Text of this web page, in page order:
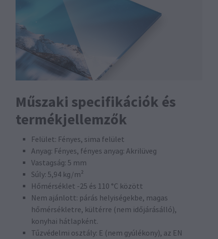
Műszaki specifikációk és
termékjellemzők
Felület: Fényes, sima felület
Anyag: Fényes, fényes anyag: Akrilüveg
Vastagság: 5 mm
Súly: 5,94 kg/m²
Hőmérséklet -25 és 110 °C között
Nem ajánlott: párás helyiségekbe, magas
hőmérsékletre, kültérre (nem időjárásálló),
konyhai hátlapként.
Tűzvédelmi osztály: E (nem gyúlékony), az EN